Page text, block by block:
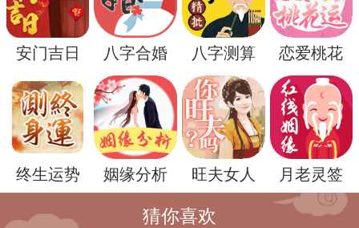
而在另一方面，狐狸抓鸟也可能暗示着梦者
内心某种不安或困扰。它可能代表着梦者在
现实生活中面临着一些烦扰或挑战，需要面
对和解决。这种梦境提醒着梦者要理清自己
的内心情绪，寻找解决问题的途径。
总之，梦到狐狸抓鸟的意义并不是简单的坏
预兆，而是可能启示着梦者需要警惕周围人
安门吉日 八字合婚 八字测算 恋爱桃花
终生运势 姻缘分析 旺夫女人 月老灵签
猜你喜欢